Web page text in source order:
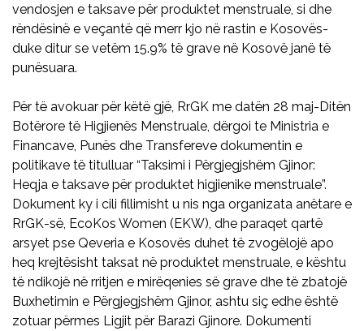
vendosjen e taksave për produktet menstruale, si dhe
rëndësinë e veçantë që merr kjo në rastin e Kosovës-
duke ditur se vetëm 15.9% të grave në Kosovë janë të
punësuara.
Për të avokuar për këtë gjë, RrGK me datën 28 maj-Ditën
Botërore të Higjienës Menstruale, dërgoi te Ministria e
Financave, Punës dhe Transfereve dokumentin e
politikave të titulluar “Taksimi i Përgjegjshëm Gjinor:
Heqja e taksave për produktet higjienike menstruale”.
Dokument ky i cili fillimisht u nis nga organizata anëtare e
RrGK-së, EcoKos Women (EKW), dhe paraqet qartë
arsyet pse Qeveria e Kosovës duhet të zvogëlojë apo
heq krejtësisht taksat në produktet menstruale, e kështu
të ndikojë në rritjen e mirëqenies së grave dhe të zbatojë
Buxhetimin e Përgjegjshëm Gjinor, ashtu siç edhe është
zotuar përmes Ligjit për Barazi Gjinore. Dokumenti